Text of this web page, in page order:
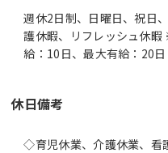
週休2日制、日曜日、祝日
護休暇、リフレッシュ休
給：10日、最大有給：20日
休日備考
◇育児休業、介護休業、看